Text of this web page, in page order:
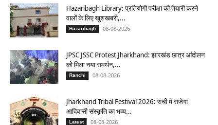
Hazaribagh Library: प्रतियोगी परीक्षा की तैयारी करने
वालों के लिए खुशखबरी,...
Hazaribagh 08-08-2026
JPSC JSSC Protest Jharkhand: झारखंड छात्र आंदोलन
को मिला नया समर्थन,...
Ranchi 08-08-2026
Jharkhand Tribal Festival 2026: रांची में सजेगा
आदिवासी संस्कृति का भव्य...
Latest 08-08-2026